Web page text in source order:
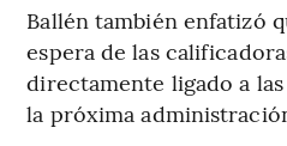
Ballén también enfatizó
espera de las
directamente ligado a
la próxima